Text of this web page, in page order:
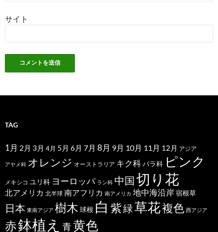
サイト
TAG
1月 2月 3月 4月 5月 6月 7月 8月 9月 10月 11月 12月 アジア
アヤメ科 オレンジ オーストラリア キク科バラ科 ピンク
メキシコ ユリ科 ヨーロッパ ラン科 中国切り花
北アメリカ 北半球 南アフリカ 南アメリカ 地中海沿岸 宿根草
日本 東南アジア 樹木 球根 白 紫緑草花複色 西アジア
赤鉢植え 青黄色